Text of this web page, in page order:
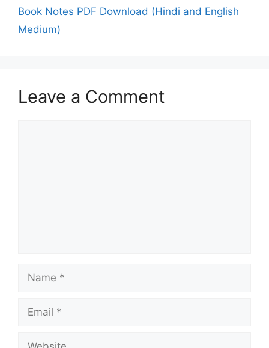
Book Notes PDF Download (Hindi and English
Medium)
Leave a Comment